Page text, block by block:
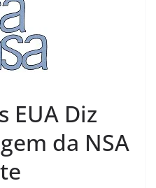
EUA Diz
da NSA